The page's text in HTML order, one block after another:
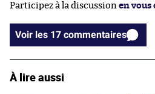
Participez à la discussion en vous
Voir les 17 commentaires
À lire aussi